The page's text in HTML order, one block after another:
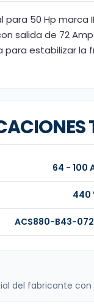
para 50 Hp marca
salida de 72
para estabilizar la
64 - 100
440
ACS880-B43-
del fabricante